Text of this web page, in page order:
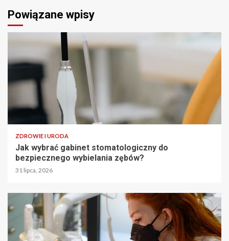
Powiązane wpisy
ZDROWIE I URODA
Jak wybrać gabinet stomatologiczny do
bezpiecznego wybielania zębów?
31 lipca, 2026